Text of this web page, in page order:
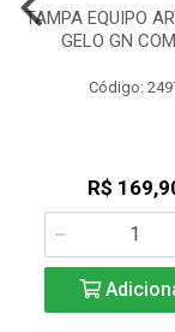
TAMPA EQUIPO
GELO GN
Código:
R$